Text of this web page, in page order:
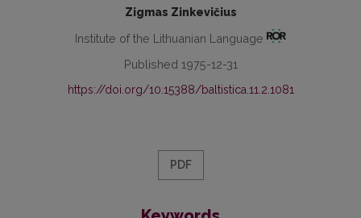
Zigmas Zinkevičius
Institute of the Lithuanian Language
Published 1975-12-31
https://doi.org/10.15388/baltistica.11.2.1081
PDF